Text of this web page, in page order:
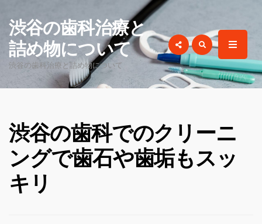
渋谷の歯科治療と
詰め物について
渋谷の歯科治療と詰め物について
渋谷の歯科でのクリーニ
ングで歯石や歯垢もスッ
キリ